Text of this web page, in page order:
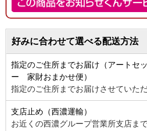
好みに合わせて選べる配送方法
指定のご住所までお届け（アートセ
ー 家財おまかせ便）
指定のご住所までお届けさせていただ
支店止め（西濃運輸）
お近くの西濃グループ営業所支店ま